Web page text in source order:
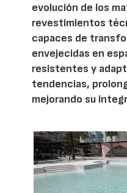
evolución de los
revestimientos
capaces de
envejecidas en
resistentes y
tendencias,
mejorando su